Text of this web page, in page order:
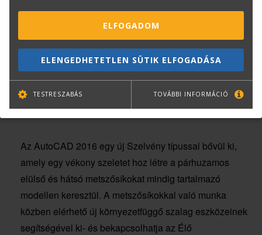
hogy egy egyszerű vágósíkot, egy körülhatárolt
objektumot, vagy egy volumetrikus területet ábrázoljon.
Az AutoCAD 2016 egy új Szelvény típussal bővül ki,
amely egy vékony szeletet hoz létre a párhuzamos
elülső és hátsó metszősíkokat mindig tartalmazó
modellen keresztül. A metszősíkokkal való munka
közben elérhető új környezetfüggő szalag eszközeinek
segítségével ki- és bekapcsolhatja az Élő
ELFOGADOM
ELENGEDHETETLEN SÜTIK ELFOGADÁSA
TESTRESZABÁS TOVÁBBI INFORMÁCIÓ